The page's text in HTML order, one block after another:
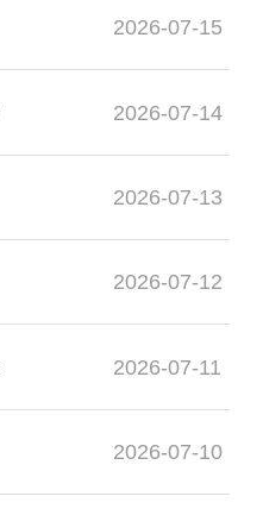
2026-07-15
2026-07-14
2026-07-13
2026-07-12
2026-07-11
2026-07-10